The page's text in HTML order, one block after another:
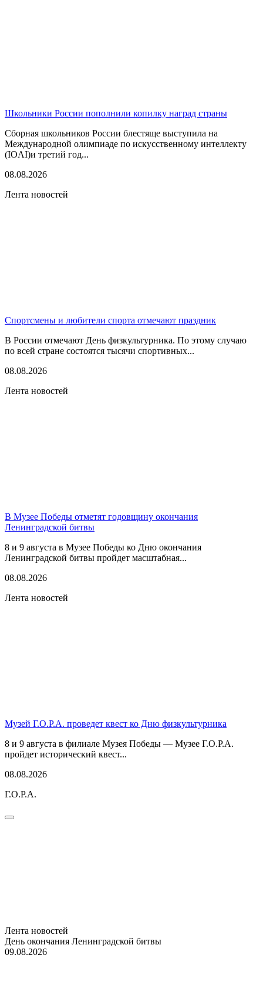
Школьники России пополнили копилку наград страны
Сборная школьников России блестяще выступила на
Международной олимпиаде по искусственному интеллекту
(IOAI)и третий год...
08.08.2026
Лента новостей
Спортсмены и любители спорта отмечают праздник
В России отмечают День физкультурника. По этому случаю
по всей стране состоятся тысячи спортивных...
08.08.2026
Лента новостей
В Музее Победы отметят годовщину окончания
Ленинградской битвы
8 и 9 августа в Музее Победы ко Дню окончания
Ленинградской битвы пройдет масштабная...
08.08.2026
Лента новостей
Музей Г.О.Р.А. проведет квест ко Дню физкультурника
8 и 9 августа в филиале Музея Победы — Музее Г.О.Р.А.
пройдет исторический квест...
08.08.2026
Г.О.Р.А.
Лента новостей
День окончания Ленинградской битвы
09.08.2026